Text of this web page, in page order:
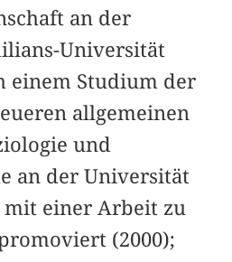
an der
Universität
einem Studium der
allgemeinen
und
an der Universität
mit einer Arbeit zu
(2000);